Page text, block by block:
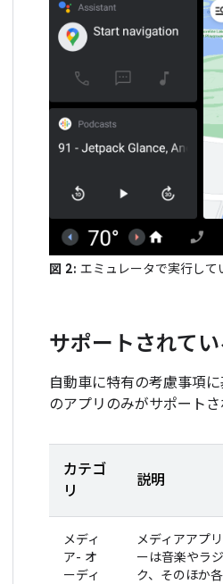
図 2: エミュレータで実行し
サポートされて
自動車に特有の考慮事項
のアプリのみがサポートさ
カテゴ
リ
説明
メディ
ア- オ
ーディ
メディアアプ
ーは音楽やラ
ク、そのほか